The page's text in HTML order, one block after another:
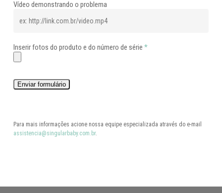
Vídeo demonstrando o problema
Inserir fotos do produto e do número de série *
Enviar formulário
Para mais informações acione nossa equipe especializada através do e-mail
assistencia@singularbaby.com.br.